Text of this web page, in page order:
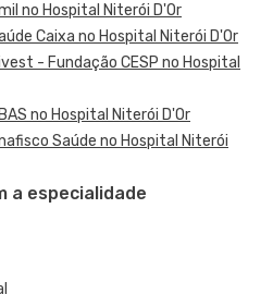
no Hospital Niterói D'Or
Caixa no Hospital Niterói D'Or
- Fundação CESP no Hospital
no Hospital Niterói D'Or
Saúde no Hospital Niterói
a especialidade